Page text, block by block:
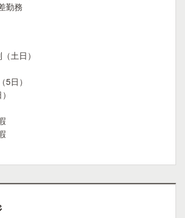
勤務
土日）
日）